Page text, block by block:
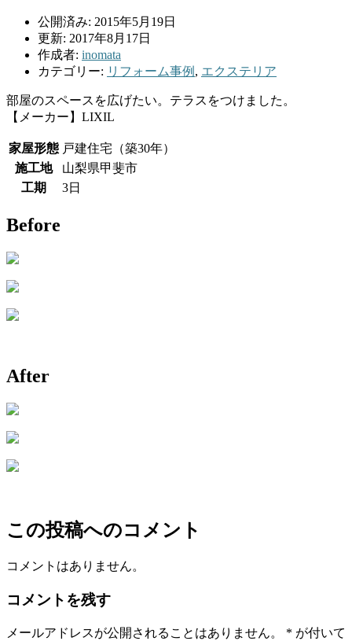
公開済み: 2015年5月19日
更新: 2017年8月17日
作成者: inomata
カテゴリー: リフォーム事例 , エクステリア
部屋のスペースを広げたい。テラスをつけました。
【メーカー】LIXIL
家屋形態 戸建住宅（築30年）
施工地
山梨県甲斐市
工期
3日
Before
After
この投稿へのコメント
コメントはありません。
コメントを残す
メールアドレスが公開されることはありません。 * が付いて